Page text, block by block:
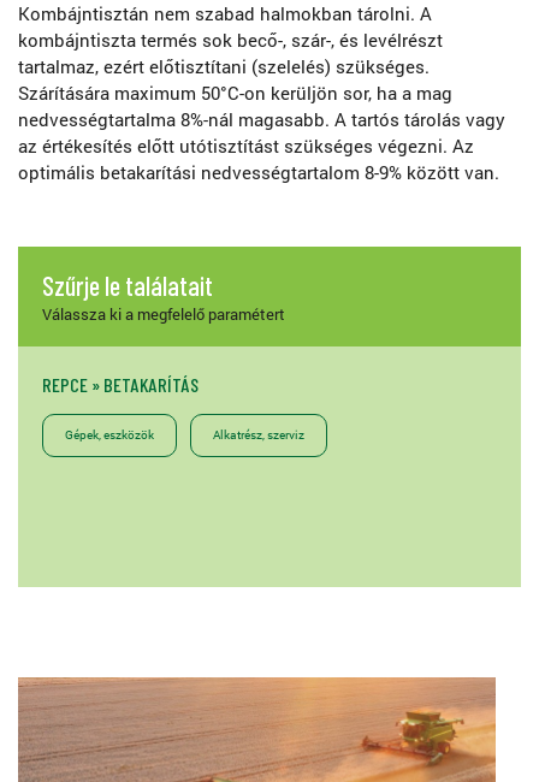
Kombájntisztán nem szabad halmokban tárolni. A
kombájntiszta termés sok becő-, szár-, és levélrészt
tartalmaz, ezért előtisztítani (szelelés) szükséges.
Szárítására maximum 50°C-on kerüljön sor, ha a mag
nedvességtartalma 8%-nál magasabb. A tartós tárolás vagy
az értékesítés előtt utótisztítást szükséges végezni. Az
optimális betakarítási nedvességtartalom 8-9% között van.
Szűrje le találatait
Válassza ki a megfelelő paramétert
REPCE » BETAKARÍTÁS
Gépek, eszközök Alkatrész, szerviz